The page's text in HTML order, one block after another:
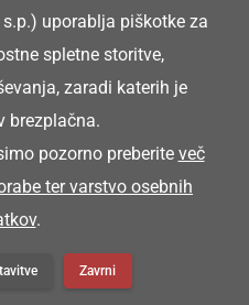
uporablja piškotke za
spletne storitve,
zaradi katerih je
brezplačna.
pozorno preberite več
ter varstvo osebnih
.
Zavrni